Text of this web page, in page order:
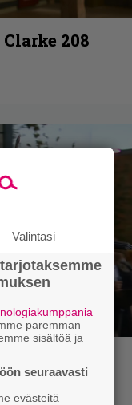
208
Linda
Parkkonen
Valintasi
paremman
sisältöä ja
seuraavasti
evästeitä